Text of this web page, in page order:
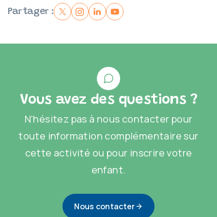
Partager :
Vous avez des questions ?
N'hésitez pas à nous contacter pour
toute information complémentaire sur
cette activité ou pour inscrire votre
enfant.
Nous contacter